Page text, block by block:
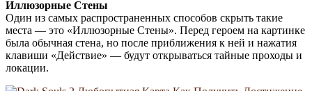
Иллюзорные Стены
Один из самых распространенных способов скрыть такие
места — это «Иллюзорные Стены». Перед героем на картинке
была обычная стена, но после приближения к ней и нажатия
клавиши «Действие» — будут открываться тайные проходы и
локации.